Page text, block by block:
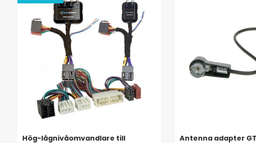
Hög-lågnivåomvandlare till
Antenna adapter